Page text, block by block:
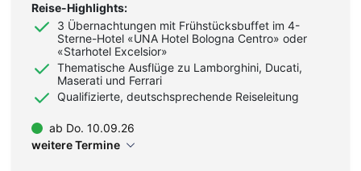
Reise-Highlights:
3 Übernachtungen mit Frühstücksbuffet im 4-
Sterne-Hotel «UNA Hotel Bologna Centro» oder
«Starhotel Excelsior»
Thematische Ausflüge zu Lamborghini, Ducati,
Maserati und Ferrari
Qualifizierte, deutschsprechende Reiseleitung
ab Do. 10.09.26
weitere Termine